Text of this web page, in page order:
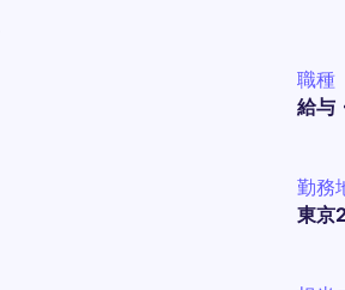
職種
給与
勤務
東京